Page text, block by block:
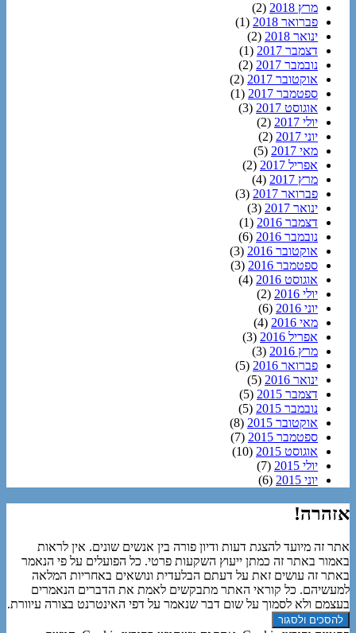
מרץ 2018
(2)
פברואר 2018
(1)
ינואר 2018
(2)
דצמבר 2017
(1)
נובמבר 2017
(2)
אוקטובר 2017
(2)
ספטמבר 2017
(1)
אוגוסט 2017
(3)
יולי 2017
(2)
יוני 2017
(2)
מאי 2017
(5)
אפריל 2017
(2)
מרץ 2017
(4)
פברואר 2017
(3)
ינואר 2017
(3)
דצמבר 2016
(1)
נובמבר 2016
(6)
אוקטובר 2016
(3)
ספטמבר 2016
(3)
אוגוסט 2016
(4)
יולי 2016
(2)
יוני 2016
(6)
מאי 2016
(4)
אפריל 2016
(3)
מרץ 2016
(3)
פברואר 2016
(5)
ינואר 2016
(5)
דצמבר 2015
(5)
נובמבר 2015
(5)
אוקטובר 2015
(8)
ספטמבר 2015
(7)
אוגוסט 2015
(10)
יולי 2015
(7)
יוני 2015
(6)
אזהרה!
אתר זה מיועד להצגת דעות ודיון פורה בין אנשים שונים. אין לראות
באמור באתר זה כמתן ייעוץ השקעות פרטי. כל הפועלים על פי הנאמר
באתר זה עושים זאת על דעתם הבלעדית ונושאים באחריות המלאה
למעשיהם. כל קוראי האתר מתבקשים לאמת את הדברים הנאמרים
בעצמם ולא לסמוך על שום דבר שנאמר על דפי האינטרנט בצורה עיוורת.